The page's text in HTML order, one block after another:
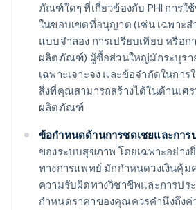
ภัณฑ์ใดๆ ที่เกี่ยวข้องกับ PHI การใ
ในขอบเขตที่อนุญาต (เช่น เฉพาะ
แบบจำลอง การเปรียบเทียบ หรือก
ผลิตภัณฑ์) ผู้ซื้อส่วนใหญ่มักระบุรา
เฉพาะเจาะจง และข้อจำกัดในกา
สิ่งที่คุณสามารถสร้างได้ในด้านเศ
ผลิตภัณฑ์
ข้อกำหนดด้านการชดเชยและการ
ของระบบสุขภาพ โดยเฉพาะอย่า
ทางการแพทย์ มักกำหนดวงเงินคุ้ม
ความรับผิดทางวิชาชีพและการปร
กำหนดราคาของคุณควรคำนึงถึงค่